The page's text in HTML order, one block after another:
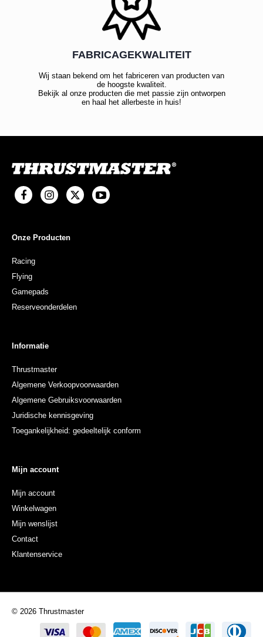
FABRICAGEKWALITEIT
Wij staan bekend om het fabriceren van producten van
de hoogste kwaliteit.
Bekijk al onze producten die met passie zijn ontworpen
en haal het allerbeste in huis!
Onze Producten
Racing
Flying
Gamepads
Reserveonderdelen
Informatie
Thrustmaster
Algemene Verkoopvoorwaarden
Algemene Gebruiksvoorwaarden
Juridische kennisgeving
Toegankelijkheid: gedeeltelijk conform
Mijn account
Mijn account
Winkelwagen
Mijn wenslijst
Contact
Klantenservice
© 2026 Thrustmaster